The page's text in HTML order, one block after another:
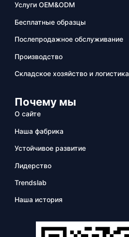
Услуги OEM&ODM
Бесплатные образцы
Послепродажное обслуживание
Производство
Складское хозяйство и логистика
Почему мы
О сайте
Наша фабрика
Устойчивое развитие
Лидерство
Trendslab
Наша история